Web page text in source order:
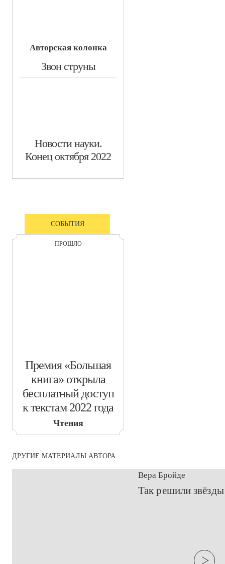
Авторская колонка
​Звон струны
Новости науки.
Конец октября 2022
СОБЫТИЯ
ПРОШЛО
​Премия «Большая
книга» открыла
бесплатный доступ
к текстам 2022 года
Чтения
ДРУГИЕ МАТЕРИАЛЫ АВТОРА
Вера Бройде
​Так решили звёзды